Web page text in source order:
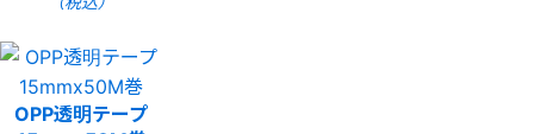
OPP透明テープ